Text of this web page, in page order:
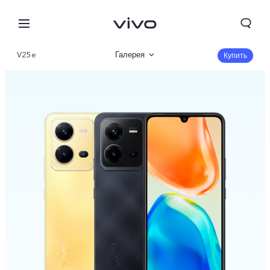
V25e Галерея
Характеристики
Купить